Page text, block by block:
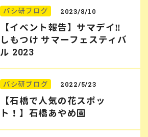
バシ研ブログ 2023/8/10
【イベント報告】サマデイ‼︎
しもつけ サマーフェスティバ
ル 2023
バシ研ブログ 2022/5/23
【石橋で人気の花スポッ
ト！】石橋あやめ園